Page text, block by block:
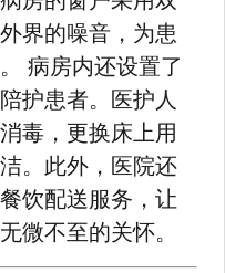
界的噪音，为患
病房内还设置了
护患者。医护人
毒，更换床上用
。此外，医院还
饮配送服务，让
微不至的关怀。